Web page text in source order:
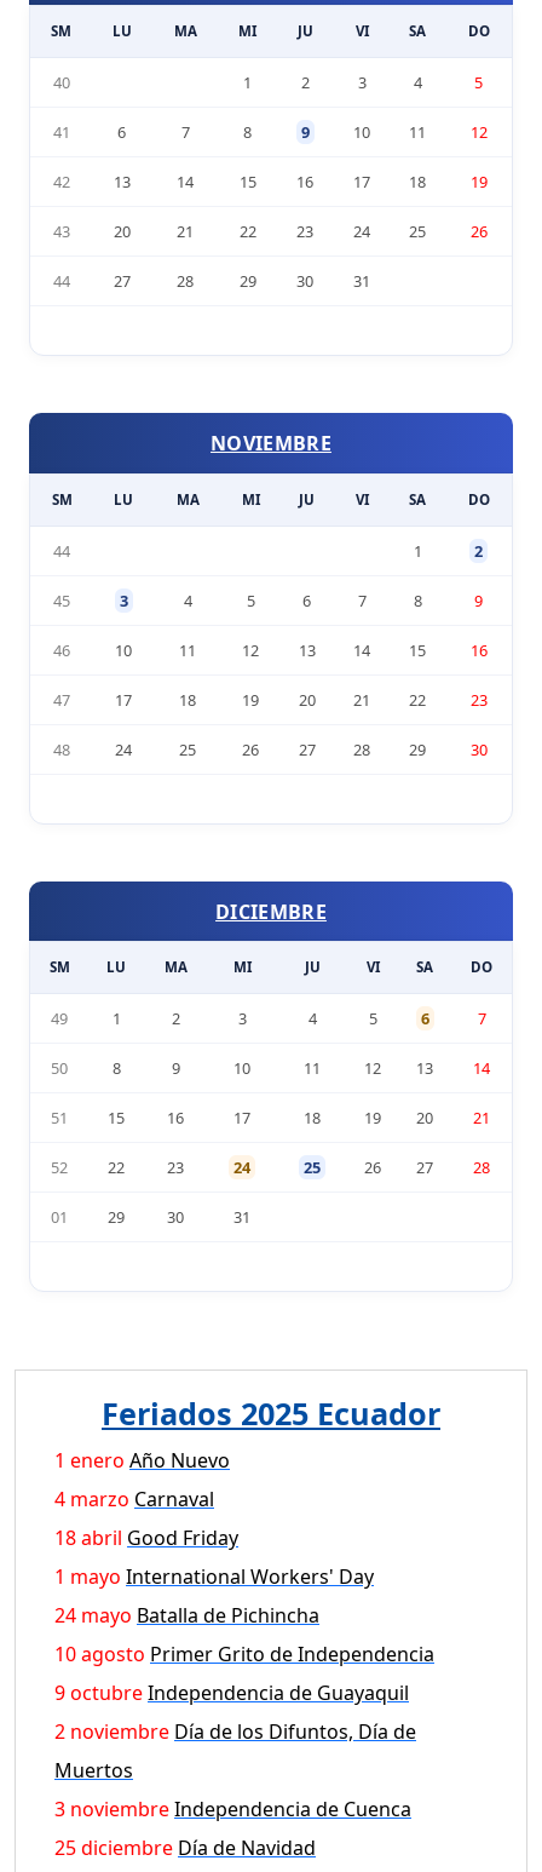
SM LU MA MI JU VI SA DO
40 1 2 3 4 5
41 6 7 8 9 10 11 12
42 13 14 15 16 17 18 19
43 20 21 22 23 24 25 26
44 27 28 29 30 31
NOVIEMBRE
SM LU MA MI JU VI SA DO
44 1 2
45 3 4 5 6 7 8 9
46 10 11 12 13 14 15 16
47 17 18 19 20 21 22 23
48 24 25 26 27 28 29 30
DICIEMBRE
SM LU MA MI JU VI SA DO
49 1 2 3 4 5 6 7
50 8 9 10 11 12 13 14
51 15 16 17 18 19 20 21
52 22 23 24 25 26 27 28
01 29 30 31
Feriados 2025 Ecuador
1 enero Año Nuevo
4 marzo Carnaval
18 abril Good Friday
1 mayo International Workers' Day
24 mayo Batalla de Pichincha
10 agosto Primer Grito de Independencia
9 octubreIndependencia de Guayaquil
2 noviembre Día de los Difuntos, Día de
Muertos
3 noviembreIndependencia de Cuenca
25 diciembre Día de Navidad